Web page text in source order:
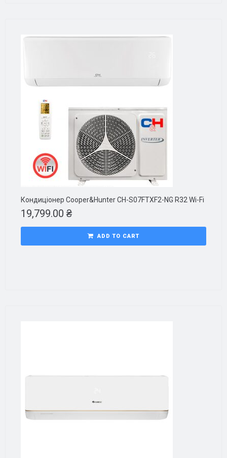
Кондиціонер Cooper&Hunter CH-S07FTXF2-NG R32 Wi-Fi
19,799.00 ₴
ADD TO CART